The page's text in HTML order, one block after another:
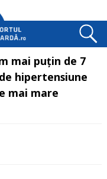
mai puţin de 7
hipertensiune
mai mare